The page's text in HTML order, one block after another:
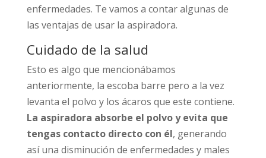
enfermedades. Te vamos a contar algunas de
las ventajas de usar la aspiradora.
Cuidado de la salud
Esto es algo que mencionábamos
anteriormente, la escoba barre pero a la vez
levanta el polvo y los ácaros que este contiene.
La aspiradora absorbe el polvo y evita que
tengas contacto directo con él, generando
así una disminución de enfermedades y males